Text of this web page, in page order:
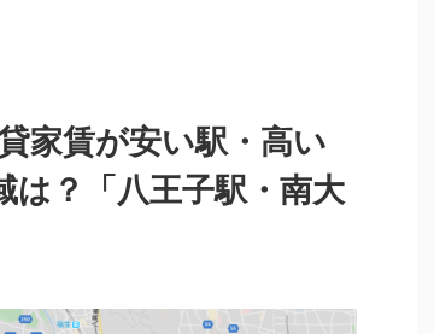
家賃が安い駅・高い
は？「八王子駅・南大